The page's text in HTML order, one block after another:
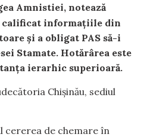
Amnistiei, notează
calificat informațiile din
și a obligat PAS să-i
Stamate. Hotărârea este
ierarhic superioară.
Chișinău, sediul
cererea de chemare în